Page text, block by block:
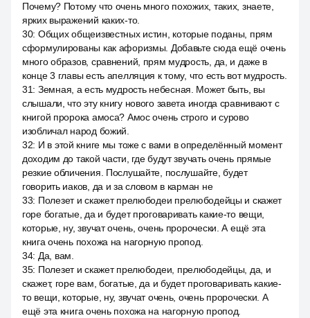
Почему? Потому что очень много похожих, таких, знаете,
ярких выражений каких-то.
30: Общих общеизвестных истин, которые поданы, прям
сформулированы как афоризмы. Добавьте сюда ещё очень
много образов, сравнений, прям мудрость, да, и даже в
конце 3 главы есть апелляция к тому, что есть вот мудрость.
31: Земная, а есть мудрость небесная. Может быть, вы
слышали, что эту книгу нового завета иногда сравнивают с
книгой пророка амоса? Амос очень строго и сурово
изобличал народ божий.
32: И в этой книге мы тоже с вами в определённый момент
доходим до такой части, где будут звучать очень прямые
резкие обличения. Послушайте, послушайте, будет
говорить иаков, да и за словом в карман не
33: Полезет и скажет прелюбодеи прелюбодейцы и скажет
горе богатые, да и будет проговаривать какие-то вещи,
которые, ну, звучат очень, очень пророчески. А ещё эта
книга очень похожа на нагорную пропод.
34: Да, вам.
35: Полезет и скажет прелюбодеи, прелюбодейцы, да, и
скажет, горе вам, богатые, да и будет проговаривать какие-
то вещи, которые, ну, звучат очень, очень пророчески. А
ещё эта книга очень похожа на нагорную пропод.